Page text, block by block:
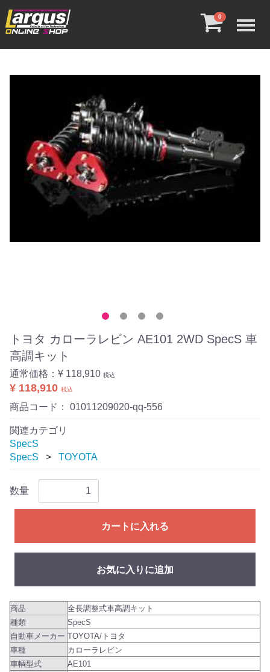
0
トヨタ カローラレビン AE101 2WD SpecS 車
高調キット
通常価格： ¥ 118,910 税込
¥ 118,910 税込
商品コード： 01011209020-qq-556
関連カテゴリ
SpecS
SpecS
TOYOTA
数量
カートに入れる
お気に入りに追加
商品
全長調整式車高調キット
種類
SpecS
自動車メーカー TOYOTA/トヨタ
車種
カローラレビン
車輌型式
AE101